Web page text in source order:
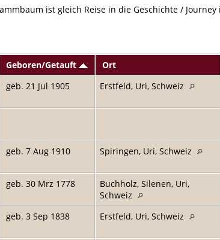
ist gleich Reise in die Geschichte /
Geboren/Getauft Ort
geb. 21 Jul 1905 Erstfeld, Uri, Schweiz
geb. 7 Aug 1910 Spiringen, Uri, Schweiz
geb. 30 Mrz 1778
Buchholz, Silenen, Uri,
Schweiz
geb. 3 Sep 1838 Erstfeld, Uri, Schweiz